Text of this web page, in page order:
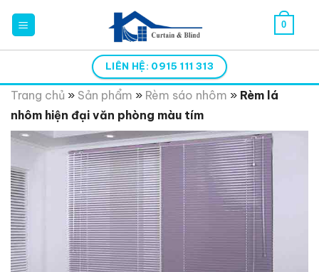
content
0
LIÊN HỆ: 0915 111 313
Trang chủ » Sản phẩm » Rèm sáo nhôm » Rèm lá
nhôm hiện đại văn phòng màu tím